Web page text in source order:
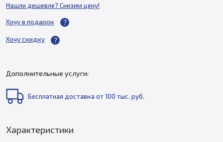
Нашли дешевле? Снизим цену!
Хочу в подарок
Хочу скидку
Дополнительные услуги:
Бесплатная доставка от 100 тыс. руб.
Характеристики